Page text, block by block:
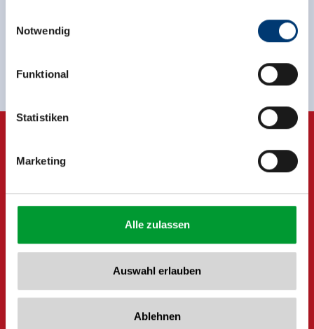
Rohr 23// A-6280 Zell am Ziller
www.zillertalarena.com
Notwendig
Funktional
Statistiken
Marketing
Alle zulassen
Auswahl erlauben
Ablehnen
Meld u nu aan voor de nieuwsbrief!